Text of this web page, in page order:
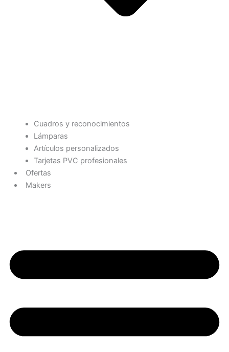
Cuadros y reconocimientos
Lámparas
Artículos personalizados
Tarjetas PVC profesionales
Ofertas
Makers